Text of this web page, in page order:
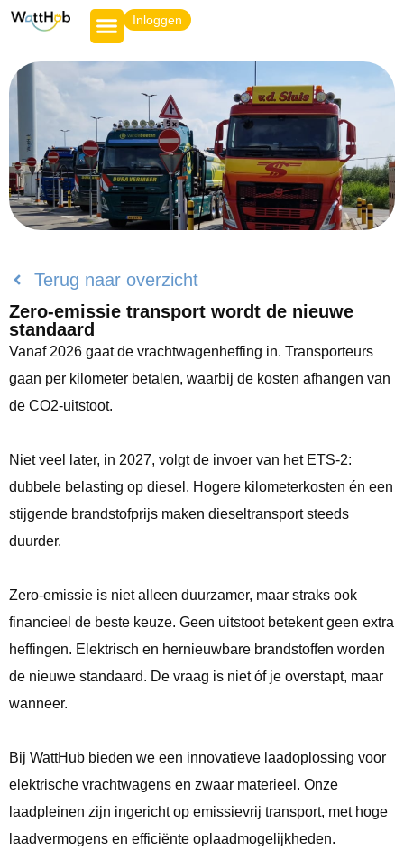
Inloggen
Terug naar overzicht
Zero-emissie transport wordt de nieuwe
standaard
Vanaf 2026 gaat de vrachtwagenheffing in. Transporteurs
gaan per kilometer betalen, waarbij de kosten afhangen van
de CO2-uitstoot.
Niet veel later, in 2027, volgt de invoer van het ETS-2:
dubbele belasting op diesel. Hogere kilometerkosten én een
stijgende brandstofprijs maken dieseltransport steeds
duurder.
Zero-emissie is niet alleen duurzamer, maar straks ook
financieel de beste keuze. Geen uitstoot betekent geen extra
heffingen. Elektrisch en hernieuwbare brandstoffen worden
de nieuwe standaard. De vraag is niet óf je overstapt, maar
wanneer.
Bij WattHub bieden we een innovatieve laadoplossing voor
elektrische vrachtwagens en zwaar materieel. Onze
laadpleinen zijn ingericht op emissievrij transport, met hoge
laadvermogens en efficiënte oplaadmogelijkheden.